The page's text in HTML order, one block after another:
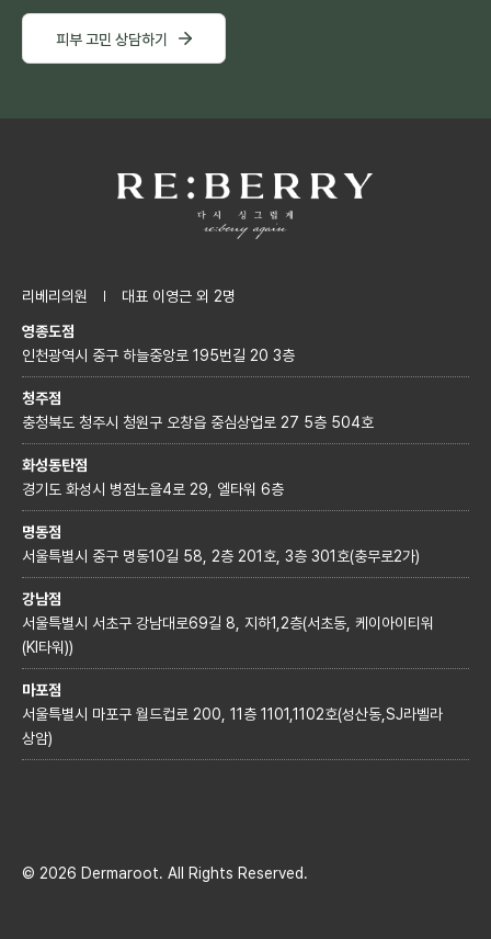
피부 고민 상담하기
리베리의원
대표 이영근 외 2명
영종도점
인천광역시 중구 하늘중앙로 195번길 20 3층
청주점
충청북도 청주시 청원구 오창읍 중심상업로 27 5층 504호
화성동탄점
경기도 화성시 병점노을4로 29, 엘타워 6층
명동점
서울특별시 중구 명동10길 58, 2층 201호, 3층 301호(충무로2가)
강남점
서울특별시 서초구 강남대로69길 8, 지하1,2층(서초동, 케이아이티워
(KI타워))
마포점
서울특별시 마포구 월드컵로 200, 11층 1101,1102호(성산동,SJ라벨라
상암)
© 2026 Dermaroot. All Rights Reserved.